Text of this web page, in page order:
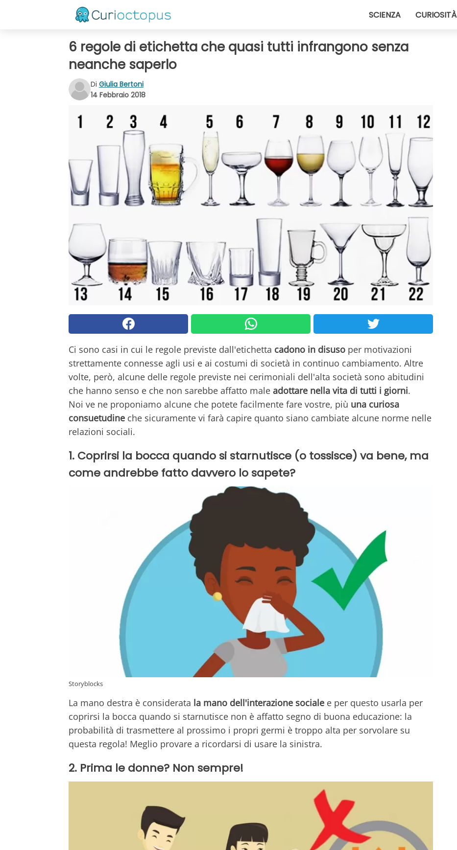
SCIENZA CURIOSITÀ
6 regole di etichetta che quasi tutti infrangono senza
neanche saperlo
Di Giulia Bertoni
14 Febbraio 2018
Ci sono casi in cui le regole previste dall'etichetta cadono in disuso per motivazioni
strettamente connesse agli usi e ai costumi di società in continuo cambiamento. Altre
volte, però, alcune delle regole previste nei cerimoniali dell'alta società sono abitudini
che hanno senso e che non sarebbe affatto male adottare nella vita di tutti i giorni.
Noi ve ne proponiamo alcune che potete facilmente fare vostre, più una curiosa
consuetudine che sicuramente vi farà capire quanto siano cambiate alcune norme nelle
relazioni sociali.
1. Coprirsi la bocca quando si starnutisce (o tossisce) va bene, ma
come andrebbe fatto davvero lo sapete?
Storyblocks
La mano destra è considerata la mano dell'interazione sociale e per questo usarla per
coprirsi la bocca quando si starnutisce non è affatto segno di buona educazione: la
probabilità di trasmettere al prossimo i propri germi è troppo alta per sorvolare su
questa regola! Meglio provare a ricordarsi di usare la sinistra.
2. Prima le donne? Non sempre!